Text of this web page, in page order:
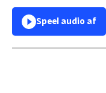
Speel audio af